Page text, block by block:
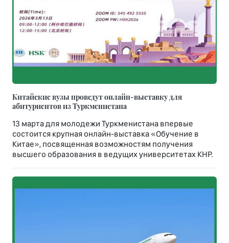
Китайские вузы проведут онлайн-выставку для
абитуриентов из Туркменистана
13 марта для молодежи Туркменистана впервые
состоится крупная онлайн-выставка «Обучение в
Китае», посвященная возможностям получения
высшего образования в ведущих университетах КНР.